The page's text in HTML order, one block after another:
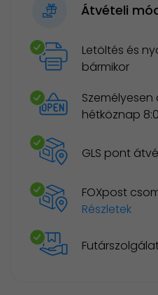
Átvételi
Letöltés és
bármikor
hétköznap
GLS pont
FOXpost
Részletek